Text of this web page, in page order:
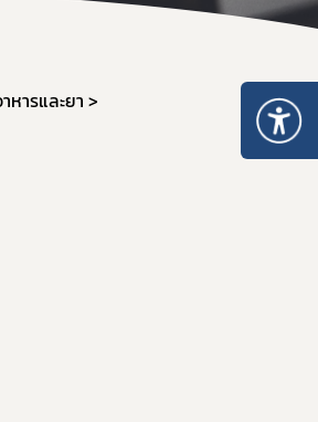
หารและยา